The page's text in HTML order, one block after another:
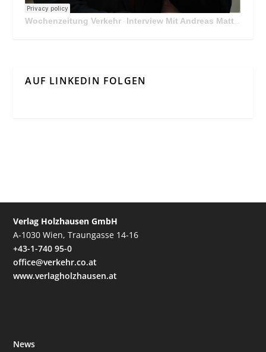
Wochenzeitung Verkehr · Interview Mit Andreas Matthä, CEO der ÖBB Holding
AUF LINKEDIN FOLGEN
Verlag Holzhausen GmbH
A-1030 Wien, Traungasse 14-16
+43-1-740 95-0
office@verkehr.co.at
www.verlagholzhausen.at
News